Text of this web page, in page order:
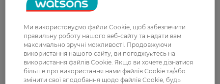
Ми використовуємо файли Cookie, щоб забезпечити
правильну роботу нашого веб-сайту та надати вам
максимально зручні можливості. Продовжуючи
використання нашого сайту, ви погоджуєтесь на
використання файлів Cookie. Якщо ви хочете дізнатися
більше про використання нами файлів Cookie та/або
змінити свої вподобання щодо файлів Cookie, будь